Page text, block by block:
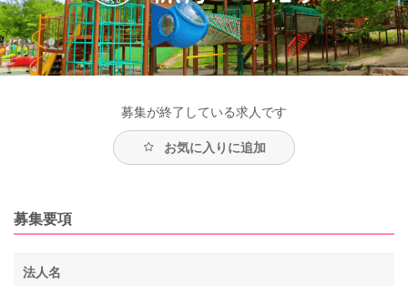
募集が終了している求人です
お気に入りに追加
募集要項
法人名